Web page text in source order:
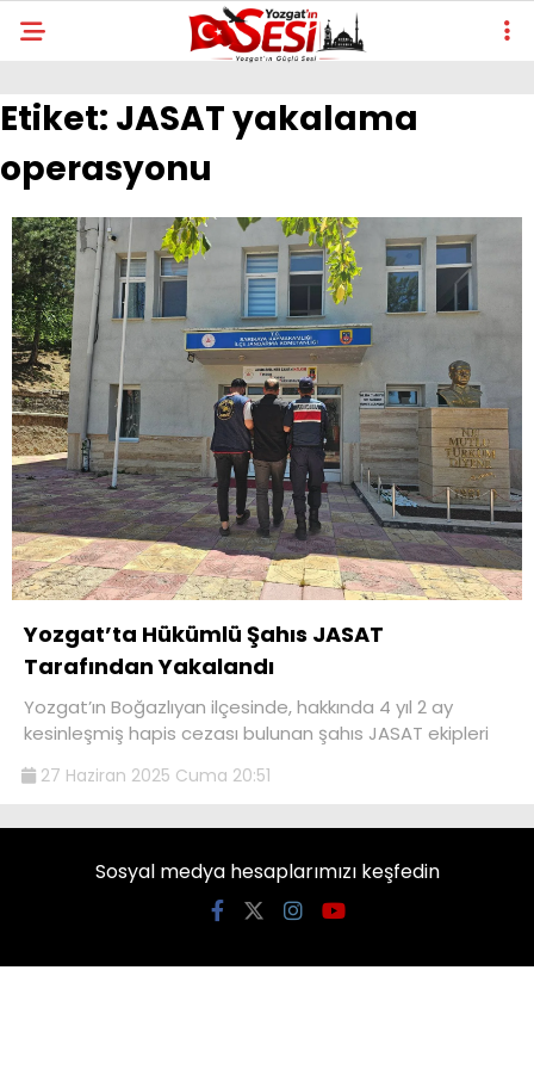
Etiket: JASAT yakalama
operasyonu
Yozgat’ta Hükümlü Şahıs JASAT
Tarafından Yakalandı
Yozgat’ın Boğazlıyan ilçesinde, hakkında 4 yıl 2 ay
kesinleşmiş hapis cezası bulunan şahıs JASAT ekipleri
27 Haziran 2025 Cuma 20:51
Sosyal medya hesaplarımızı keşfedin